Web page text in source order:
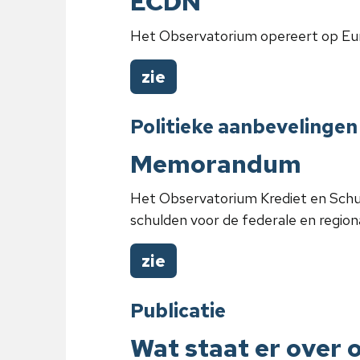
Het Observatorium opereert op
zie
Politieke aanbevelingen
Memorandum
Het Observatorium Krediet en
schulden voor de federale en
zie
Publicatie
Wat staat er over